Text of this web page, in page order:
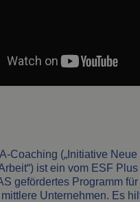
Coaching („Initiative
ist ein vom ESF
gefördertes Programm
Unternehmen. Es